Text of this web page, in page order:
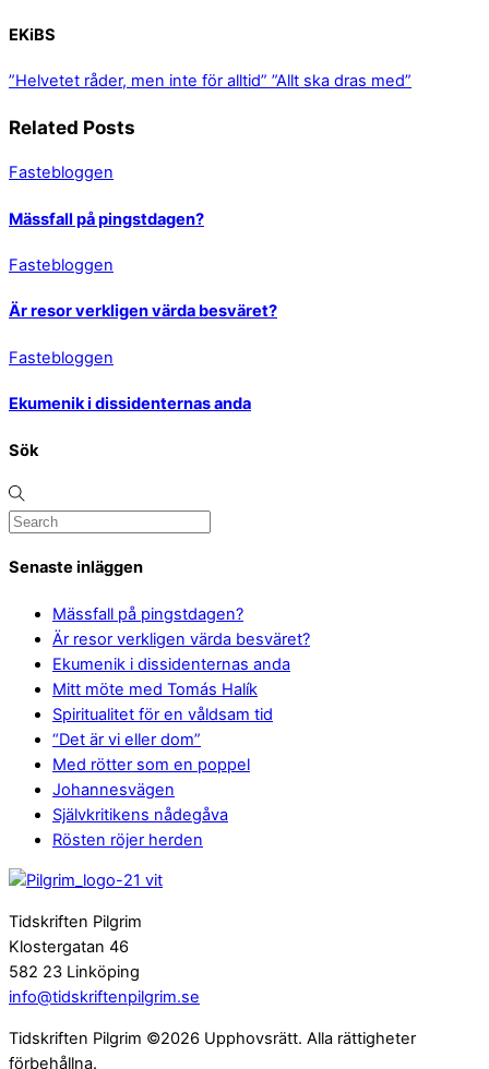
EKiBS
”Helvetet råder, men inte för alltid” ”Allt ska dras med”
Related Posts
Fastebloggen
Mässfall på pingstdagen?
Fastebloggen
Är resor verkligen värda besväret?
Fastebloggen
Ekumenik i dissidenternas anda
Sök
Senaste inläggen
Mässfall på pingstdagen?
Är resor verkligen värda besväret?
Ekumenik i dissidenternas anda
Mitt möte med Tomás Halík
Spiritualitet för en våldsam tid
“Det är vi eller dom”
Med rötter som en poppel
Johannesvägen
Självkritikens nådegåva
Rösten röjer herden
Tidskriften Pilgrim
Klostergatan 46
582 23 Linköping
info@tidskriftenpilgrim.se
Tidskriften Pilgrim ©2026 Upphovsrätt. Alla rättigheter
förbehållna.